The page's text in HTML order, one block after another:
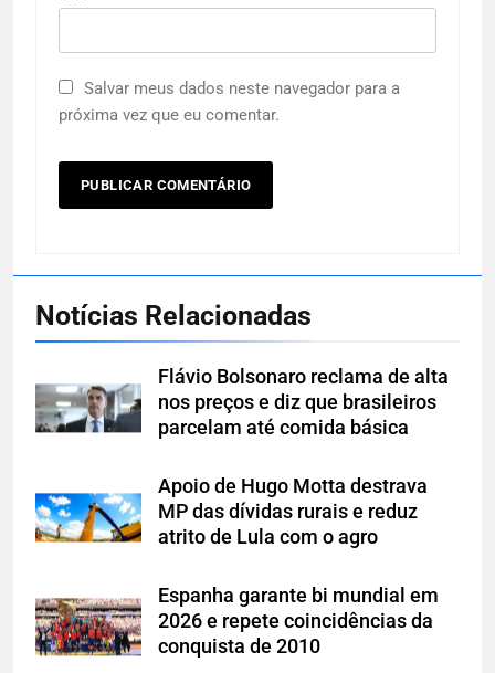
Salvar meus dados neste navegador para a
próxima vez que eu comentar.
Notícias Relacionadas
Flávio Bolsonaro reclama de alta
nos preços e diz que brasileiros
parcelam até comida básica
Apoio de Hugo Motta destrava
MP das dívidas rurais e reduz
atrito de Lula com o agro
Espanha garante bi mundial em
2026 e repete coincidências da
conquista de 2010